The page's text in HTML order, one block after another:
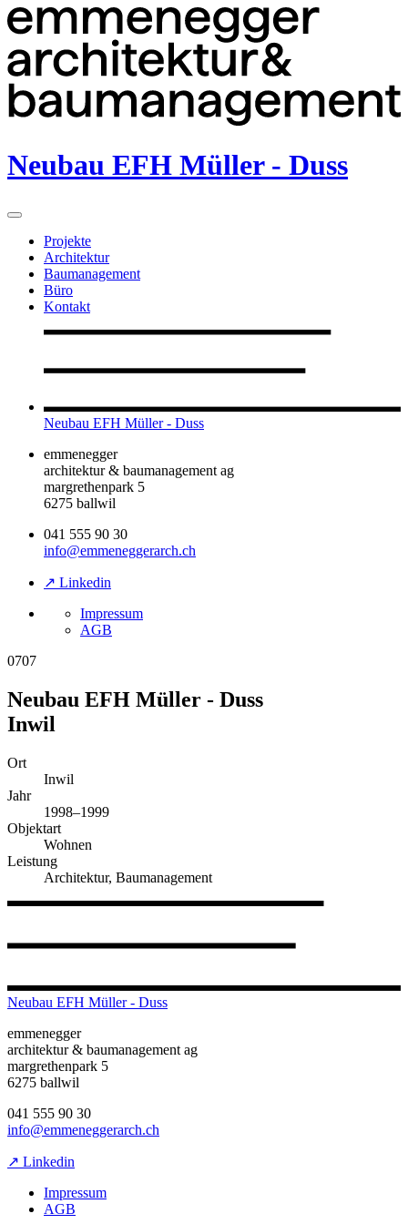
Neubau EFH Müller - Duss
Projekte
Architektur
Baumanagement
Büro
Kontakt
Neubau EFH Müller - Duss
emmenegger
architektur & baumanagement ag
margrethenpark 5
6275 ballwil
041 555 90 30
info@emmeneggerarch.ch
↗ Linkedin
Impressum
AGB
0707
Neubau EFH Müller - Duss
Inwil
Ort
Inwil
Jahr
1998–1999
Objektart
Wohnen
Leistung
Architektur, Baumanagement
Neubau EFH Müller - Duss
emmenegger
architektur & baumanagement ag
margrethenpark 5
6275 ballwil
041 555 90 30
info@emmeneggerarch.ch
↗ Linkedin
Impressum
AGB